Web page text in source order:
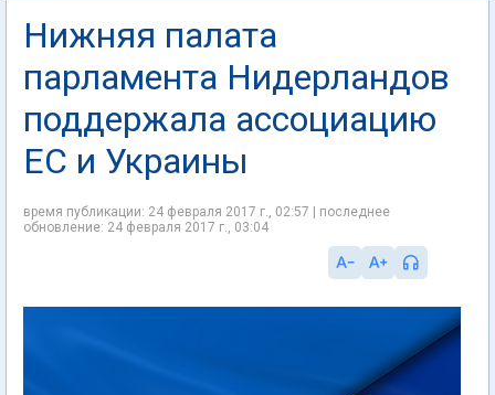
Нижняя палата
парламента Нидерландов
поддержала ассоциацию
ЕС и Украины
время публикации: 24 февраля 2017 г., 02:57 | последнее
обновление: 24 февраля 2017 г., 03:04